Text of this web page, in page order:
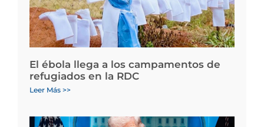
El ébola llega a los campamentos de
refugiados en la RDC
Leer Más >>